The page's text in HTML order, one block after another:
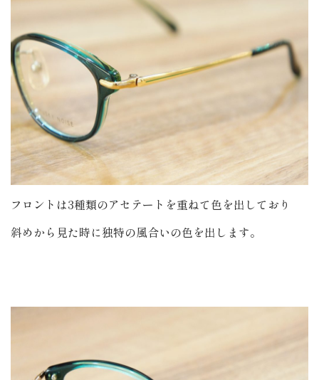
フロントは3種類のアセテートを重ねて色を出しており
斜めから見た時に独特の風合いの色を出します。